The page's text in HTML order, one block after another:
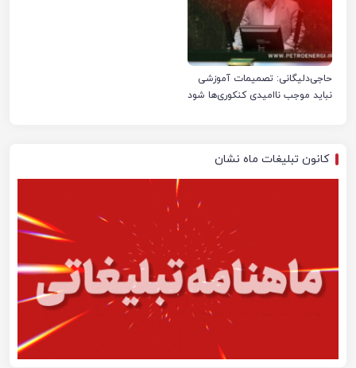
حاجی‌دلیگانی: تصمیمات آموزشی
نباید موجب ناامیدی کنکوری‌ها شود
کانون تبلیغات ماه نشان